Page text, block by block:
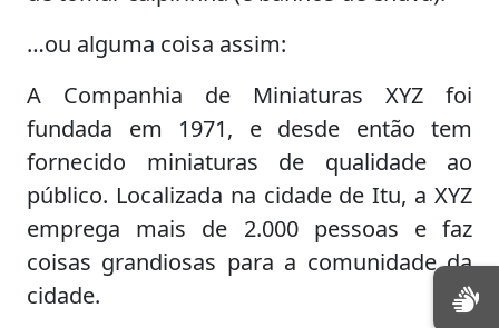
…ou alguma coisa assim:
A Companhia de Miniaturas XYZ foi
fundada em 1971, e desde então tem
fornecido miniaturas de qualidade ao
público. Localizada na cidade de Itu, a XYZ
emprega mais de 2.000 pessoas e faz
coisas grandiosas para a comunidade da
cidade.